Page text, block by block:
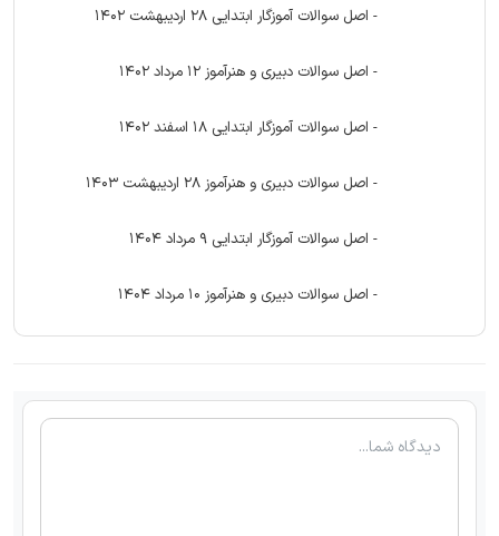
- اصل سوالات آموزگار ابتدایی 28 اردیبهشت 1402
- اصل سوالات دبیری و هنرآموز 12 مرداد 1402
- اصل سوالات آموزگار ابتدایی 18 اسفند 1402
- اصل سوالات دبیری و هنرآموز 28 اردیبهشت 1403
- اصل سوالات آموزگار ابتدایی 9 مرداد 1404
- اصل سوالات دبیری و هنرآموز 10 مرداد 1404